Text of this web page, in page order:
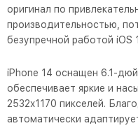
оригинал по
производительностью,
безупречной работой iOS
iPhone 14 оснащен 6.1-
обеспечивает яркие и
2532x1170 пикселей.
автоматически